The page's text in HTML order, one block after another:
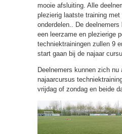
mooie afsluiting. Alle
plezierig laatste training
onderdelen.. De
een leerzame en plezierige
techniektrainingen zullen 9
start gaan bij de najaar
Deelnemers kunnen zich
najaarcursus
vrijdag of zondag en beide